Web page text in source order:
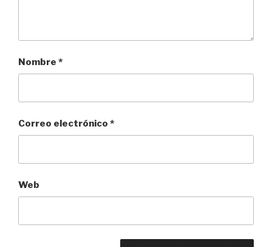
Nombre *
Correo electrónico *
Web